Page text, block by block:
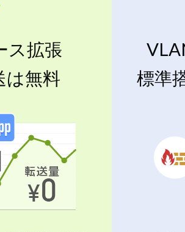
ス拡張
は無料
標準